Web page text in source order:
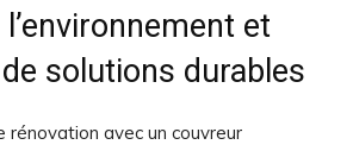
et
solutions durables
rénovation avec un couvreur